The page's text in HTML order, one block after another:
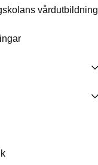
vårdutbildning